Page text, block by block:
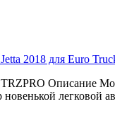
Описание
легковой